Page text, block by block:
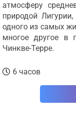
атмосферу
природой
одного из самых
многое другое в
Чинкве-Терре.
6 часов